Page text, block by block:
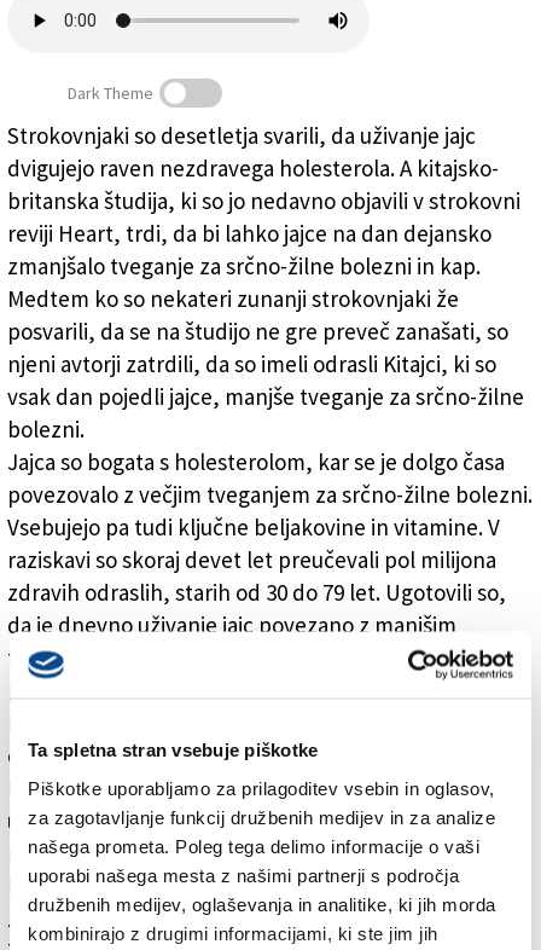
Ta spletna stran vsebuje piškotke
Piškotke uporabljamo za prilagoditev vsebin in oglasov,
za zagotavljanje funkcij družbenih medijev in za analize
našega prometa. Poleg tega delimo informacije o vaši
uporabi našega mesta z našimi partnerji s področja
družbenih medijev, oglaševanja in analitike, ki jih morda
kombinirajo z drugimi informacijami, ki ste jim jih
Jajce na dan naj bi odgnalo zdravnika stran
Dark Theme
Strokovnjaki so desetletja svarili, da uživanje jajc
dvigujejo raven nezdravega holesterola. A kitajsko-
britanska študija, ki so jo nedavno objavili v strokovni
reviji Heart, trdi, da bi lahko jajce na dan dejansko
zmanjšalo tveganje za srčno-žilne bolezni in kap.
Medtem ko so nekateri zunanji strokovnjaki že
posvarili, da se na študijo ne gre preveč zanašati, so
njeni avtorji zatrdili, da so imeli odrasli Kitajci, ki so
vsak dan pojedli jajce, manjše tveganje za srčno-žilne
bolezni.
Jajca so bogata s holesterolom, kar se je dolgo časa
povezovalo z večjim tveganjem za srčno-žilne bolezni.
Vsebujejo pa tudi ključne beljakovine in vitamine. V
raziskavi so skoraj devet let preučevali pol milijona
zdravih odraslih, starih od 30 do 79 let. Ugotovili so,
da je dnevno uživanje jajc povezano z manjšim
tveganjem za srčno-žilne bolezni pri posameznikih v
primerjavi s tistimi, ki jajc niso jedli.
ekipa, je bilo tveganje za hemoragično možgansko
kap med uživalci jajc manjše za 26 odstotkov. Dnevno
uživanje jajc je bilo povezano tudi z 18 odstotkov
manjšim tveganjem za smrt zaradi srčno-žilnih
bolezni in 28 odstotkov manjšim tveganjem za smrt
zaradi hemoragične možganske kapi.